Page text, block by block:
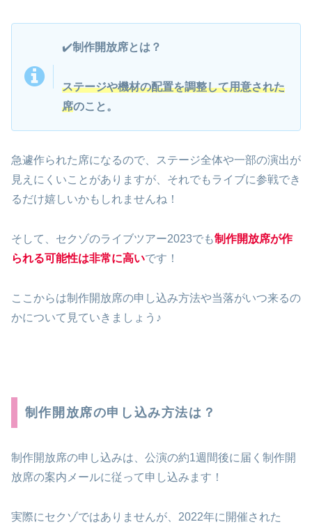
✔️制作開放席とは？
ステージや機材の配置を調整して用意された
席のこと。
急遽作られた席になるので、ステージ全体や一部の演出が
見えにくいことがありますが、それでもライブに参戦でき
るだけ嬉しいかもしれませんね！
そして、セクゾのライブツアー2023でも制作開放席が作
られる可能性は非常に高いです！
ここからは制作開放席の申し込み方法や当落がいつ来るの
かについて見ていきましょう♪
制作開放席の申し込み方法は？
制作開放席の申し込みは、公演の約1週間後に届く制作開
放席の案内メールに従って申し込みます！
実際にセクゾではありませんが、2022年に開催された